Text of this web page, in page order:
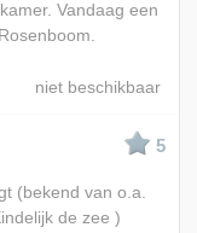
Vandaag een
5
(bekend van o.a.
de zee )